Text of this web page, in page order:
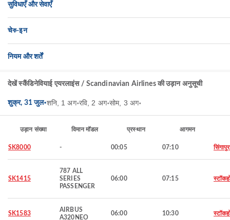
सुविधाएँ और सेवाएँ
चेক-इन
नियम और शर्तें
देखें स्कैंडिनेवियाई एयरलाइंस / Scandinavian Airlines की उड़ान अनुसूची
शुक्र, 31 जुल॰शनि, 1 अग॰रवि, 2 अग॰सोम, 3 अग॰
उड़ान संख्या विमान मॉडल प्रस्थान आगमन
SK8000 - 00:05 07:10 सिंगापुर
SK1415
787 ALL
SERIES
PASSENGER
06:00 07:15
SK1583
AIRBUS
A320NEO
06:00 10:30